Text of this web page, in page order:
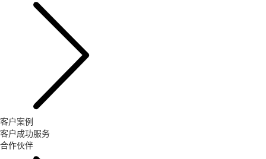
客户案例
客户成功服务
合作伙伴